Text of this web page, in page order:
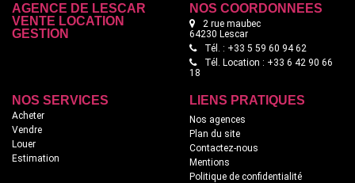
AGENCE DE LESCAR
VENTE LOCATION
GESTION
NOS COORDONNÉES
2 rue maubec
64230 Lescar
Tél. : +33 5 59 60 94 62
Tél. Location : +33 6 42 90 66
18
NOS SERVICES
Acheter
Vendre
Louer
Estimation
LIENS PRATIQUES
Nos agences
Plan du site
Contactez-nous
Mentions
Politique de confidentialité